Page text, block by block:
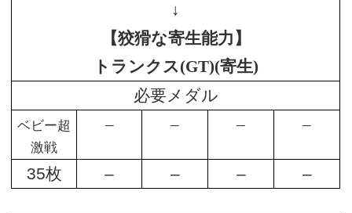
↓
【狡猾な寄生能力】
トランクス(GT)(寄生)
必要メダル
ベビー超
激戦
– – – –
35枚 – – – –